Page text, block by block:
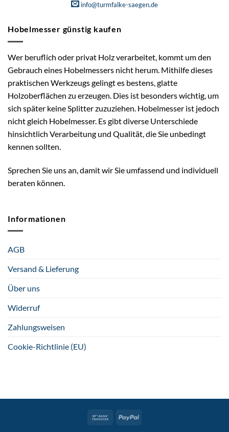
info@turmfalke-saegen.de
Hobelmesser günstig kaufen
Wer beruflich oder privat Holz verarbeitet, kommt um den
Gebrauch eines Hobelmessers nicht herum. Mithilfe dieses
praktischen Werkzeugs gelingt es bestens, glatte
Holzoberflächen zu erzeugen. Dies ist besonders wichtig, um
sich später keine Splitter zuzuziehen. Hobelmesser ist jedoch
nicht gleich Hobelmesser. Es gibt diverse Unterschiede
hinsichtlich Verarbeitung und Qualität, die Sie unbedingt
kennen sollten.
Sprechen Sie uns an, damit wir Sie umfassend und individuell
beraten können.
Informationen
AGB
Versand & Lieferung
Über uns
Widerruf
Zahlungsweisen
Cookie-Richtlinie (EU)
Bank